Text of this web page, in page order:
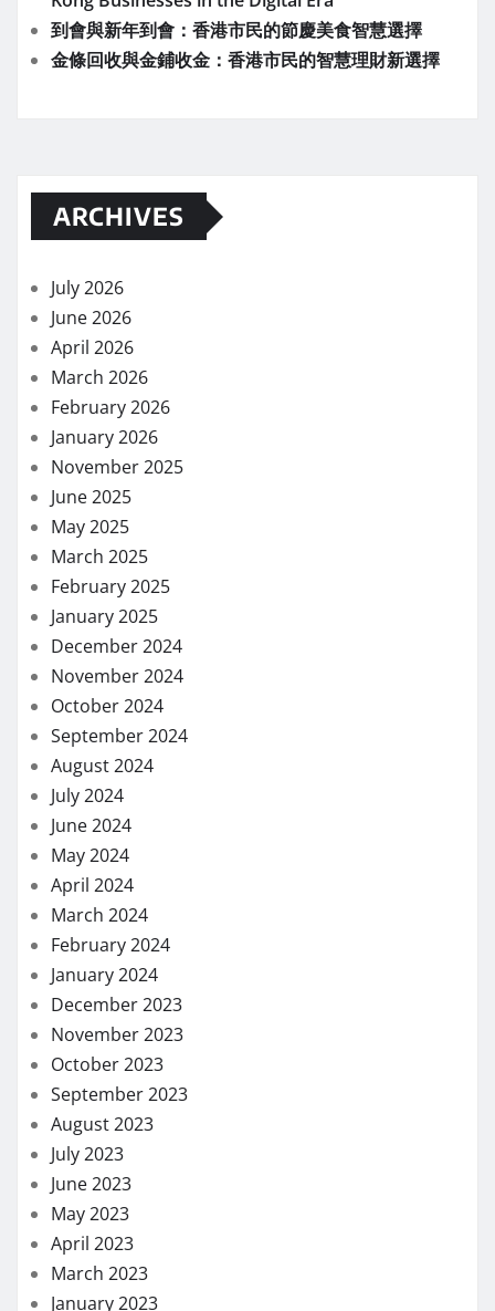
到會與新年到會：香港市民的節慶美食智慧選擇
金條回收與金鋪收金：香港市民的智慧理財新選擇
ARCHIVES
July 2026
June 2026
April 2026
March 2026
February 2026
January 2026
November 2025
June 2025
May 2025
March 2025
February 2025
January 2025
December 2024
November 2024
October 2024
September 2024
August 2024
July 2024
June 2024
May 2024
April 2024
March 2024
February 2024
January 2024
December 2023
November 2023
October 2023
September 2023
August 2023
July 2023
June 2023
May 2023
April 2023
March 2023
January 2023